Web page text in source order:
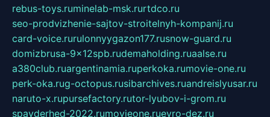
rebus-toys.ruminelab-msk.rurtdco.ru
seo-prodvizhenie-sajtov-stroitelnyh-kompanij.ru
card-voice.rurulonnyygazon177.rusnow-guard.ru
domizbrusa-9x12spb.rudemaholding.ruaalse.ru
a380club.ruargentinamia.ruperkoka.rumovie-one.ru
perk-oka.rug-octopus.rusibarchives.ruandreislyusar.ru
naruto-x.rupursefactory.rutor-lyubov-i-grom.ru
spayderhed-2022.rumovieone.ruevro-dez.ru